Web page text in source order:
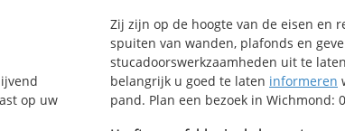
op uw
Zij zijn op de hoogte van de eisen en
spuiten van wanden, plafonds en
stucadoorswerkzaamheden uit te
belangrijk u goed te laten informeren
pand. Plan een bezoek in Wichmond: